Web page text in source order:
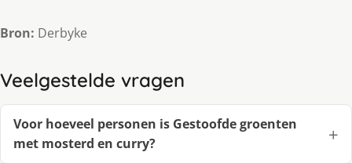
Bron: Derbyke
Veelgestelde vragen
Voor hoeveel personen is Gestoofde groenten
met mosterd en curry?